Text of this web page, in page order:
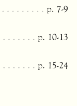
p. 7-9
p. 10-13
p. 15-24